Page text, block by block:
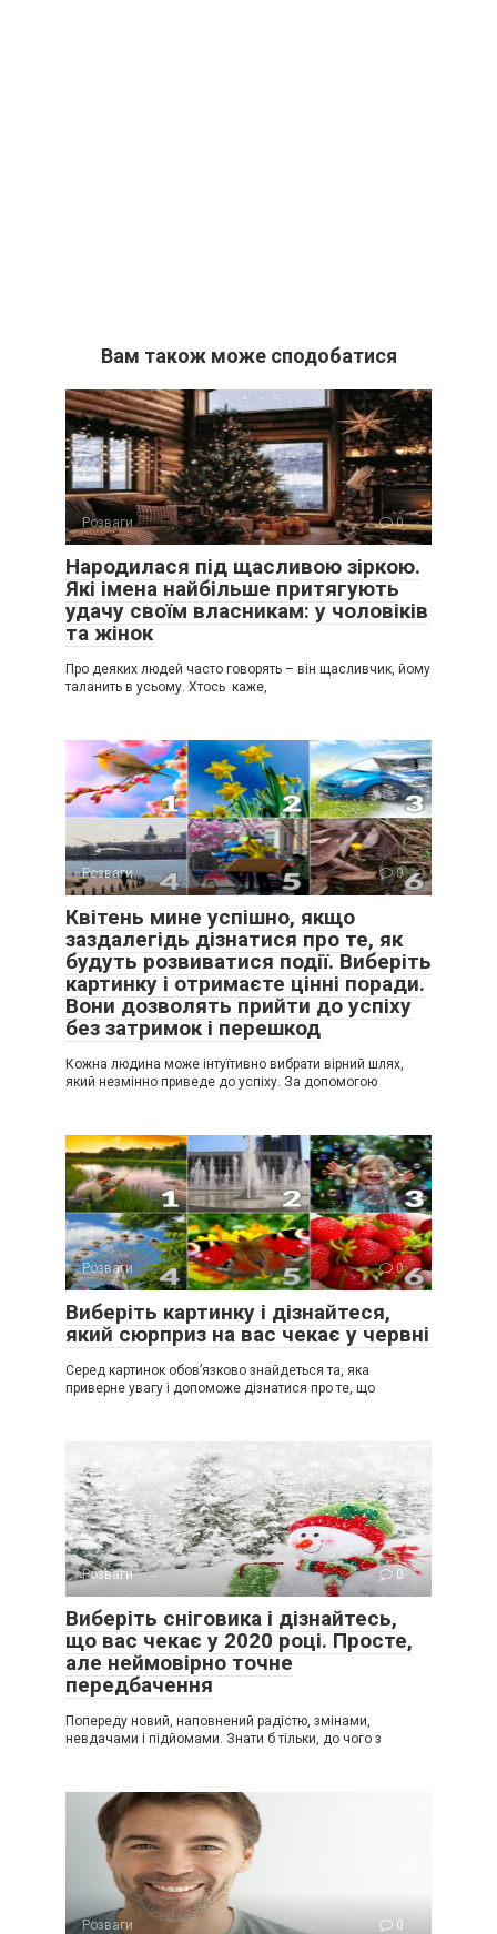
Вам також може сподобатися
Розваги 0
Народилася під щасливою зіркою.
Які імена найбільше притягують
удачу своїм власникам: у чоловіків
та жінок
Про деяких людей часто говорять – він щасливчик, йому
таланить в усьому. Хтось каже,
Розваги 0
Квітень мине успішно, якщо
заздалегідь дізнатися про те, як
будуть розвиватися події. Виберіть
картинку і отримаєте цінні поради.
Вони дозволять прийти до успіху
без затримок і перешкод
Кожна людина може інтуїтивно вибрати вірний шлях,
який незмінно приведе до успіху. За допомогою
Розваги 0
Виберіть картинку і дізнайтеся,
який сюрприз на вас чекає у червні
Серед картинок обов’язково знайдеться та, яка
приверне увагу і допоможе дізнатися про те, що
Розваги 0
Виберіть сніговика і дізнайтесь,
що вас чекає у 2020 році. Просте,
але неймовірно точне
передбачення
Попереду новий, наповнений радістю, змінами,
невдачами і підйомами. Знати б тільки, до чого з
Розваги 0